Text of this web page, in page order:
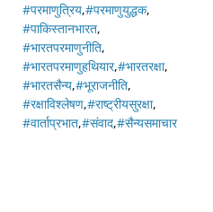
#परमाणुत्रिय,#परमाणुयुद्धक,
#पाकिस्तानभारत,
#भारतपरमाणुनीति,
#भारतपरमाणुहथियार,#भारतरक्षा,
#भारतसैन्य,#भूराजनीति,
#रक्षाविश्लेषण,#राष्ट्रीयसुरक्षा,
#वार्ताप्रभात,#संवाद,#सैन्यसमाचार